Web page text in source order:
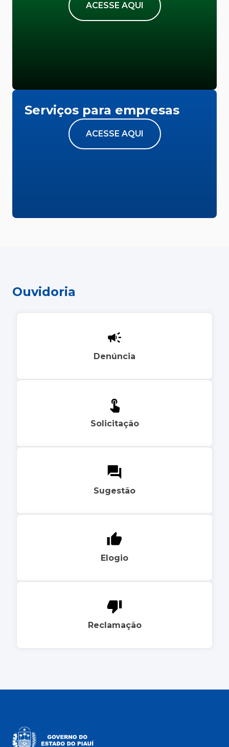
ACESSE AQUI
Serviços para empresas
ACESSE AQUI
Ouvidoria
Denúncia
Solicitação
Sugestão
Elogio
Reclamação